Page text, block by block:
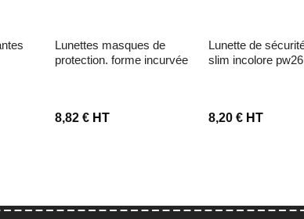
lunettes masques de
protection. forme incurvée
8,82€ HT
lunette de sécurité look
slim incolore pw26
8,20 €HT